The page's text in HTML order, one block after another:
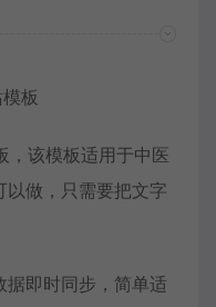
板
，该模板适用于中医
以做，只需要把文字
据即时同步，简单适